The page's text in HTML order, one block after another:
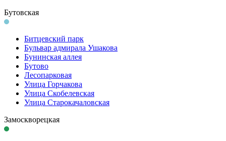
Бутовская
Битцевский парк
Бульвар адмирала Ушакова
Бунинская аллея
Бутово
Лесопарковая
Улица Горчакова
Улица Скобелевская
Улица Старокача­ловская
Замоскворецкая